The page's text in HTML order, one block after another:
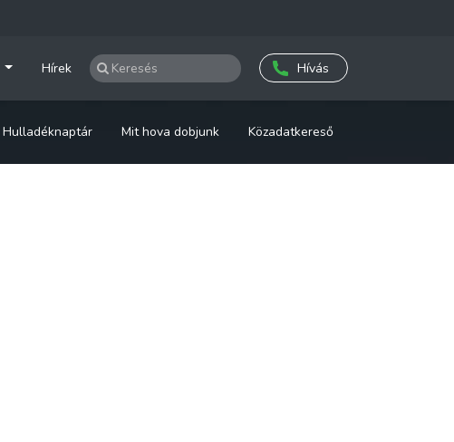
Hírek Hívás
Hulladéknaptár Mit hova dobjunk Közadatkereső